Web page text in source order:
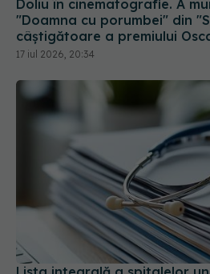
17 iul 2026, 20:34
Lista integrală a spitalelor
angajări. Ce unități medicale
pentru organizarea